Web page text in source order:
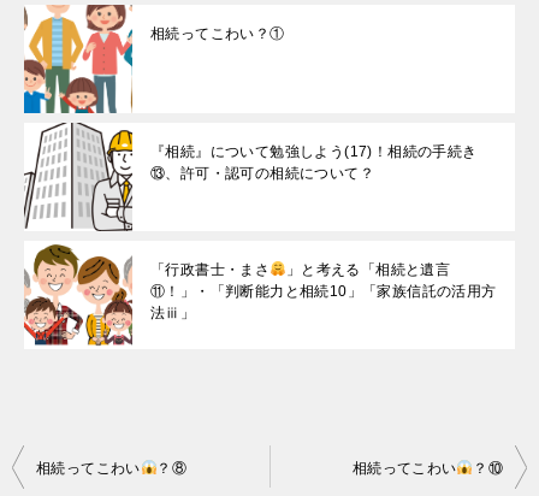
相続ってこわい？①
『相続』について勉強しよう(17)！相続の手続き
⑬、許可・認可の相続について？
「行政書士・まさ
」と考える「相続と遺言
⑪！」・「判断能力と相続10」「家族信託の活用方
法ⅲ」
投
相続ってこわい ？⑧ 相続ってこわい ？⑩